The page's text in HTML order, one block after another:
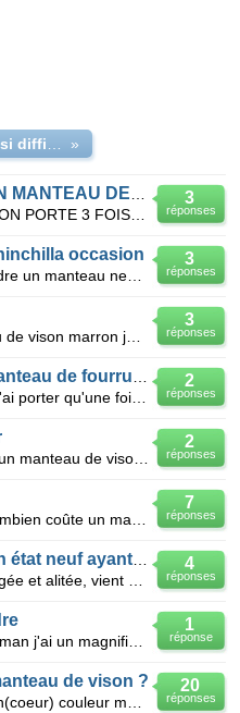
»
3
réponses
3
réponses
occasion
3
réponses
2
réponses
2
réponses
7
réponses
4
réponses
1
réponse
20
réponses
de vison ?